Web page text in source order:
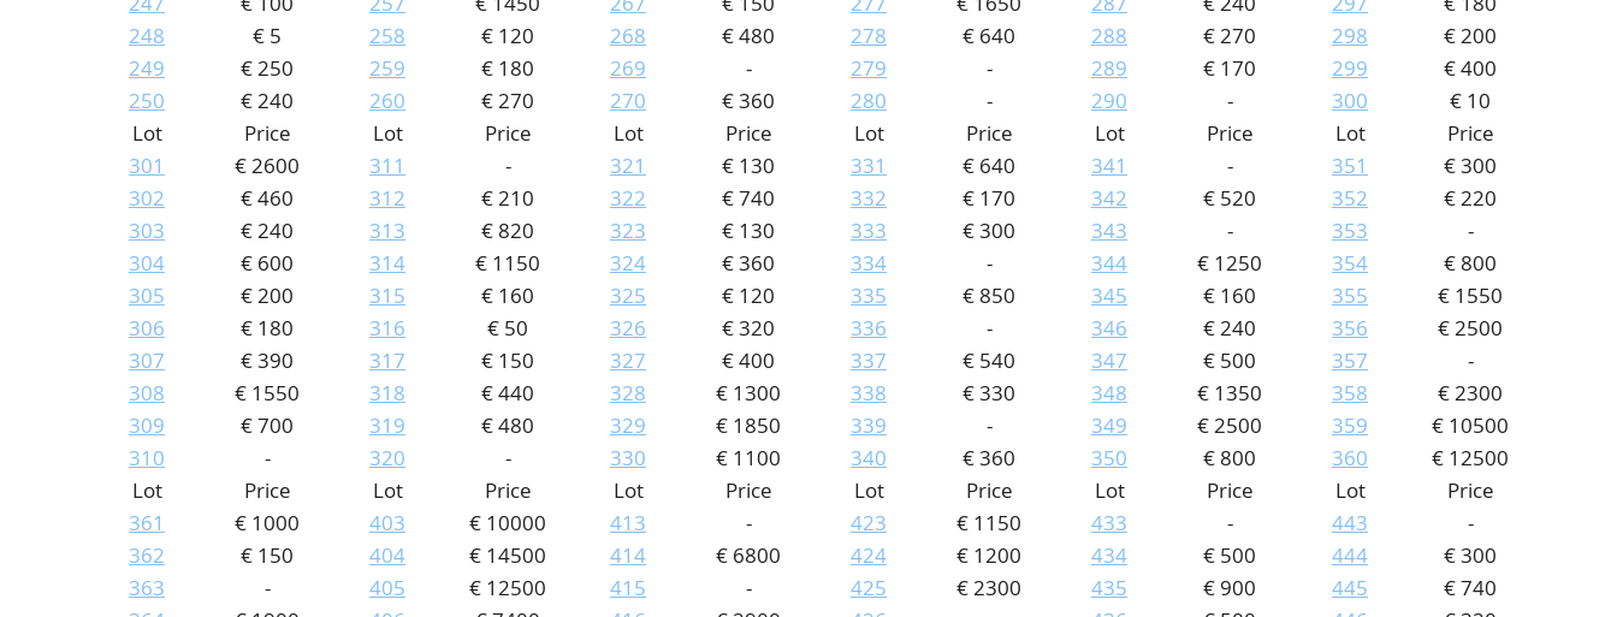
248
€ 5
249
€ 250
250
€ 240
258
€ 120
259
€ 180
260
€ 270
268
€ 480
269
-
270
€ 360
278
€ 640
279
-
280
-
288
€ 270
289
€ 170
290
-
298
€ 200
299
€ 400
300
€ 10
Lot
Price
301
€ 2600
302
€ 460
303
€ 240
304
€ 600
305
€ 200
306
€ 180
307
€ 390
308
€ 1550
309
€ 700
310
-
Lot
Price
311
-
312
€ 210
313
€ 820
314
€ 1150
315
€ 160
316
€ 50
317
€ 150
318
€ 440
319
€ 480
320
-
Lot
Price
321
€ 130
322
€ 740
323
€ 130
324
€ 360
325
€ 120
326
€ 320
327
€ 400
328
€ 1300
329
€ 1850
330
€ 1100
Lot
Price
331
€ 640
332
€ 170
333
€ 300
334
-
335
€ 850
336
-
337
€ 540
338
€ 330
339
-
340
€ 360
Lot
Price
341
-
342
€ 520
343
-
344
€ 1250
345
€ 160
346
€ 240
347
€ 500
348
€ 1350
349
€ 2500
350
€ 800
Lot
Price
351
€ 300
352
€ 220
353
-
354
€ 800
355
€ 1550
356
€ 2500
357
-
358
€ 2300
359
€ 10500
360
€ 12500
Lot
Price
361
€ 1000
362
€ 150
363
-
Lot
Price
403
€ 10000
404
€ 14500
405
€ 12500
Lot
Price
413
-
414
€ 6800
415
-
Lot
Price
423
€ 1150
424
€ 1200
425
€ 2300
Lot
Price
433
-
434
€ 500
435
€ 900
Lot
Price
443
-
444
€ 300
445
€ 740